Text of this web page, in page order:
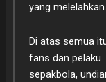
yang melelahkan.
Di atas semua
fans dan pelaku
sepakbola,